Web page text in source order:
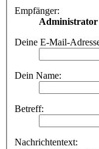
Empfänger:
Administrator
Deine E-Mail-
Dein Name:
Betreff:
Nachrichtentext: